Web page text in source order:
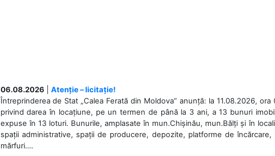
06.08.2026
Atenție – licitație!
Întreprinderea de Stat „Calea Ferată din Moldova” anunță: la 11.08.2026,
privind darea în locațiune, pe un termen de până la 3 ani, a 13 bunuri
expuse în 13 loturi. Bunurile, amplasate în mun.Chișinău, mun.Bălți și în
spații administrative, spații de producere, depozite, platforme de
mărfuri....